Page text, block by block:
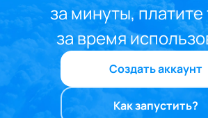
за минуты, платите
за время
Создать аккаунт
Как запустить?